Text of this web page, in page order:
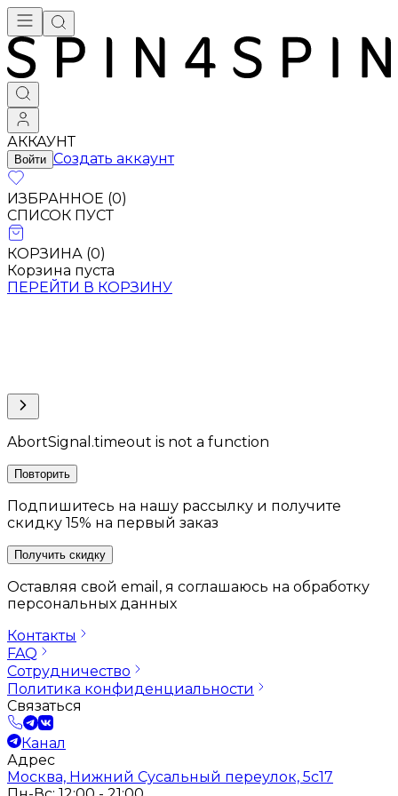
АККАУНТ
Войти Создать аккаунт
ИЗБРАННОЕ (0)
СПИСОК ПУСТ
КОРЗИНА (0)
Корзина пуста
ПЕРЕЙТИ В КОРЗИНУ
AbortSignal.timeout is not a function
Повторить
Подпишитесь на нашу рассылку и получите
скидку 15% на первый заказ
Получить скидку
Оставляя свой email, я соглашаюсь на обработку
персональных данных
Контакты
FAQ
Сотрудничество
Политика конфиденциальности
Связаться
Канал
Адрес
Москва, Нижний Сусальный переулок, 5с17